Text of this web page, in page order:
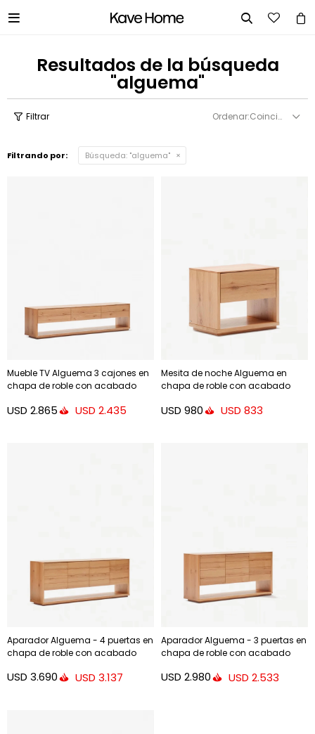
 
Resultados de la búsqueda
"alguema"
Coincidencia
Filtrando por: Búsqueda: "alguema"
Mueble TV Alguema 3 cajones en
chapa de roble con acabado
USD 2.865 USD 2.435
Mesita de noche Alguema en
chapa de roble con acabado
USD 980 USD 833
Aparador Alguema - 4 puertas en
chapa de roble con acabado
USD 3.690 USD 3.137
Aparador Alguema - 3 puertas en
chapa de roble con acabado
USD 2.980 USD 2.533